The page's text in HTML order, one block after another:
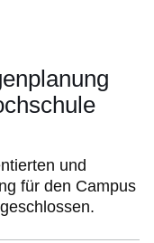
und
für den Campus